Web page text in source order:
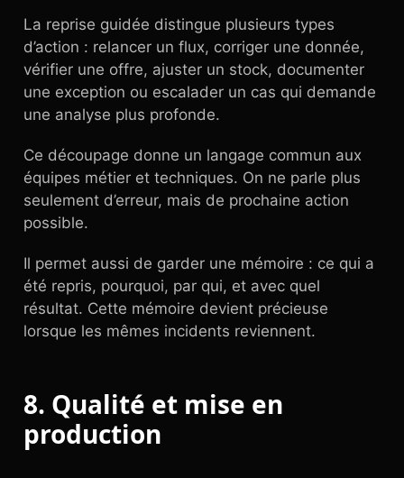
La reprise guidée distingue plusieurs types
d’action : relancer un flux, corriger une donnée,
vérifier une offre, ajuster un stock, documenter
une exception ou escalader un cas qui demande
une analyse plus profonde.
Ce découpage donne un langage commun aux
équipes métier et techniques. On ne parle plus
seulement d’erreur, mais de prochaine action
possible.
Il permet aussi de garder une mémoire : ce qui a
été repris, pourquoi, par qui, et avec quel
résultat. Cette mémoire devient précieuse
lorsque les mêmes incidents reviennent.
8. Qualité et mise en
production